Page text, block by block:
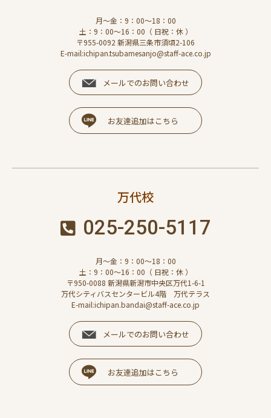
月～金：9：00～18：00
土：9：00～16：00（ 日祝：休 ）
〒955-0092 新潟県三条市須頃2-106
E-mail:ichipan.tsubamesanjo@staff-ace.co.jp
メールでのお問い合わせ
お友達追加はこちら
万代校
025-250-5117
月～金：9：00～18：00
土：9：00～16：00（ 日祝：休 ）
〒950-0088 新潟県新潟市中央区万代1-6-1
万代シティバスセンタービル4階 万代テラス
E-mail:ichipan.bandai@staff-ace.co.jp
メールでのお問い合わせ
お友達追加はこちら